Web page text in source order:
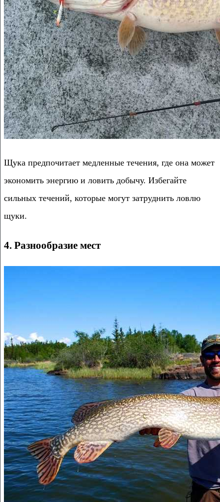
Щука предпочитает медленные течения, где она может
экономить энергию и ловить добычу. Избегайте
сильных течений, которые могут затруднить ловлю
щуки.
4. Разнообразие мест